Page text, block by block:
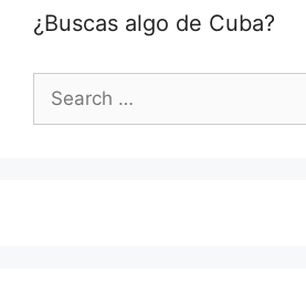
¿Buscas algo de Cuba?
for: